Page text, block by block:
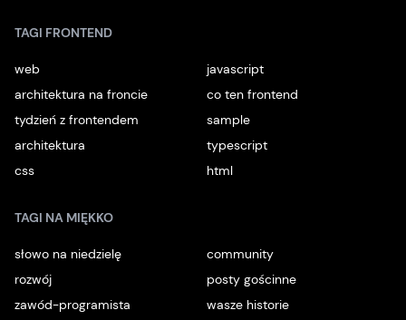
TAGI FRONTEND
web
javascript
architektura na froncie
co ten frontend
tydzień z frontendem
sample
architektura
typescript
css
html
TAGI NA MIĘKKO
słowo na niedzielę
community
rozwój
posty gościnne
zawód-programista
wasze historie